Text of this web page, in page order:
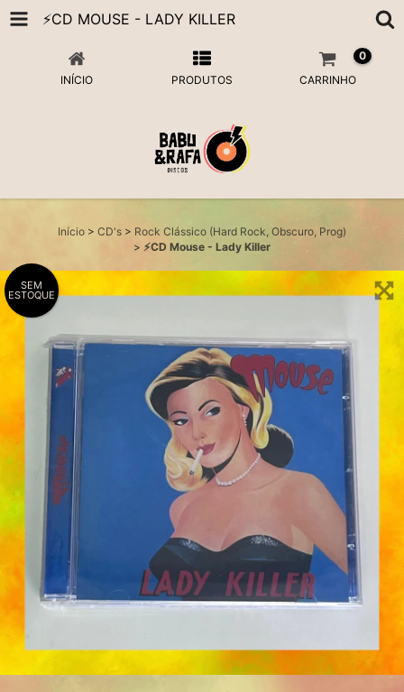
⚡️CD MOUSE - LADY KILLER
INÍCIO PRODUTOS CARRINHO
0
Início > CD's > Rock Clássico (Hard Rock, Obscuro, Prog)
> ⚡️CD Mouse - Lady Killer
SEM
ESTOQUE